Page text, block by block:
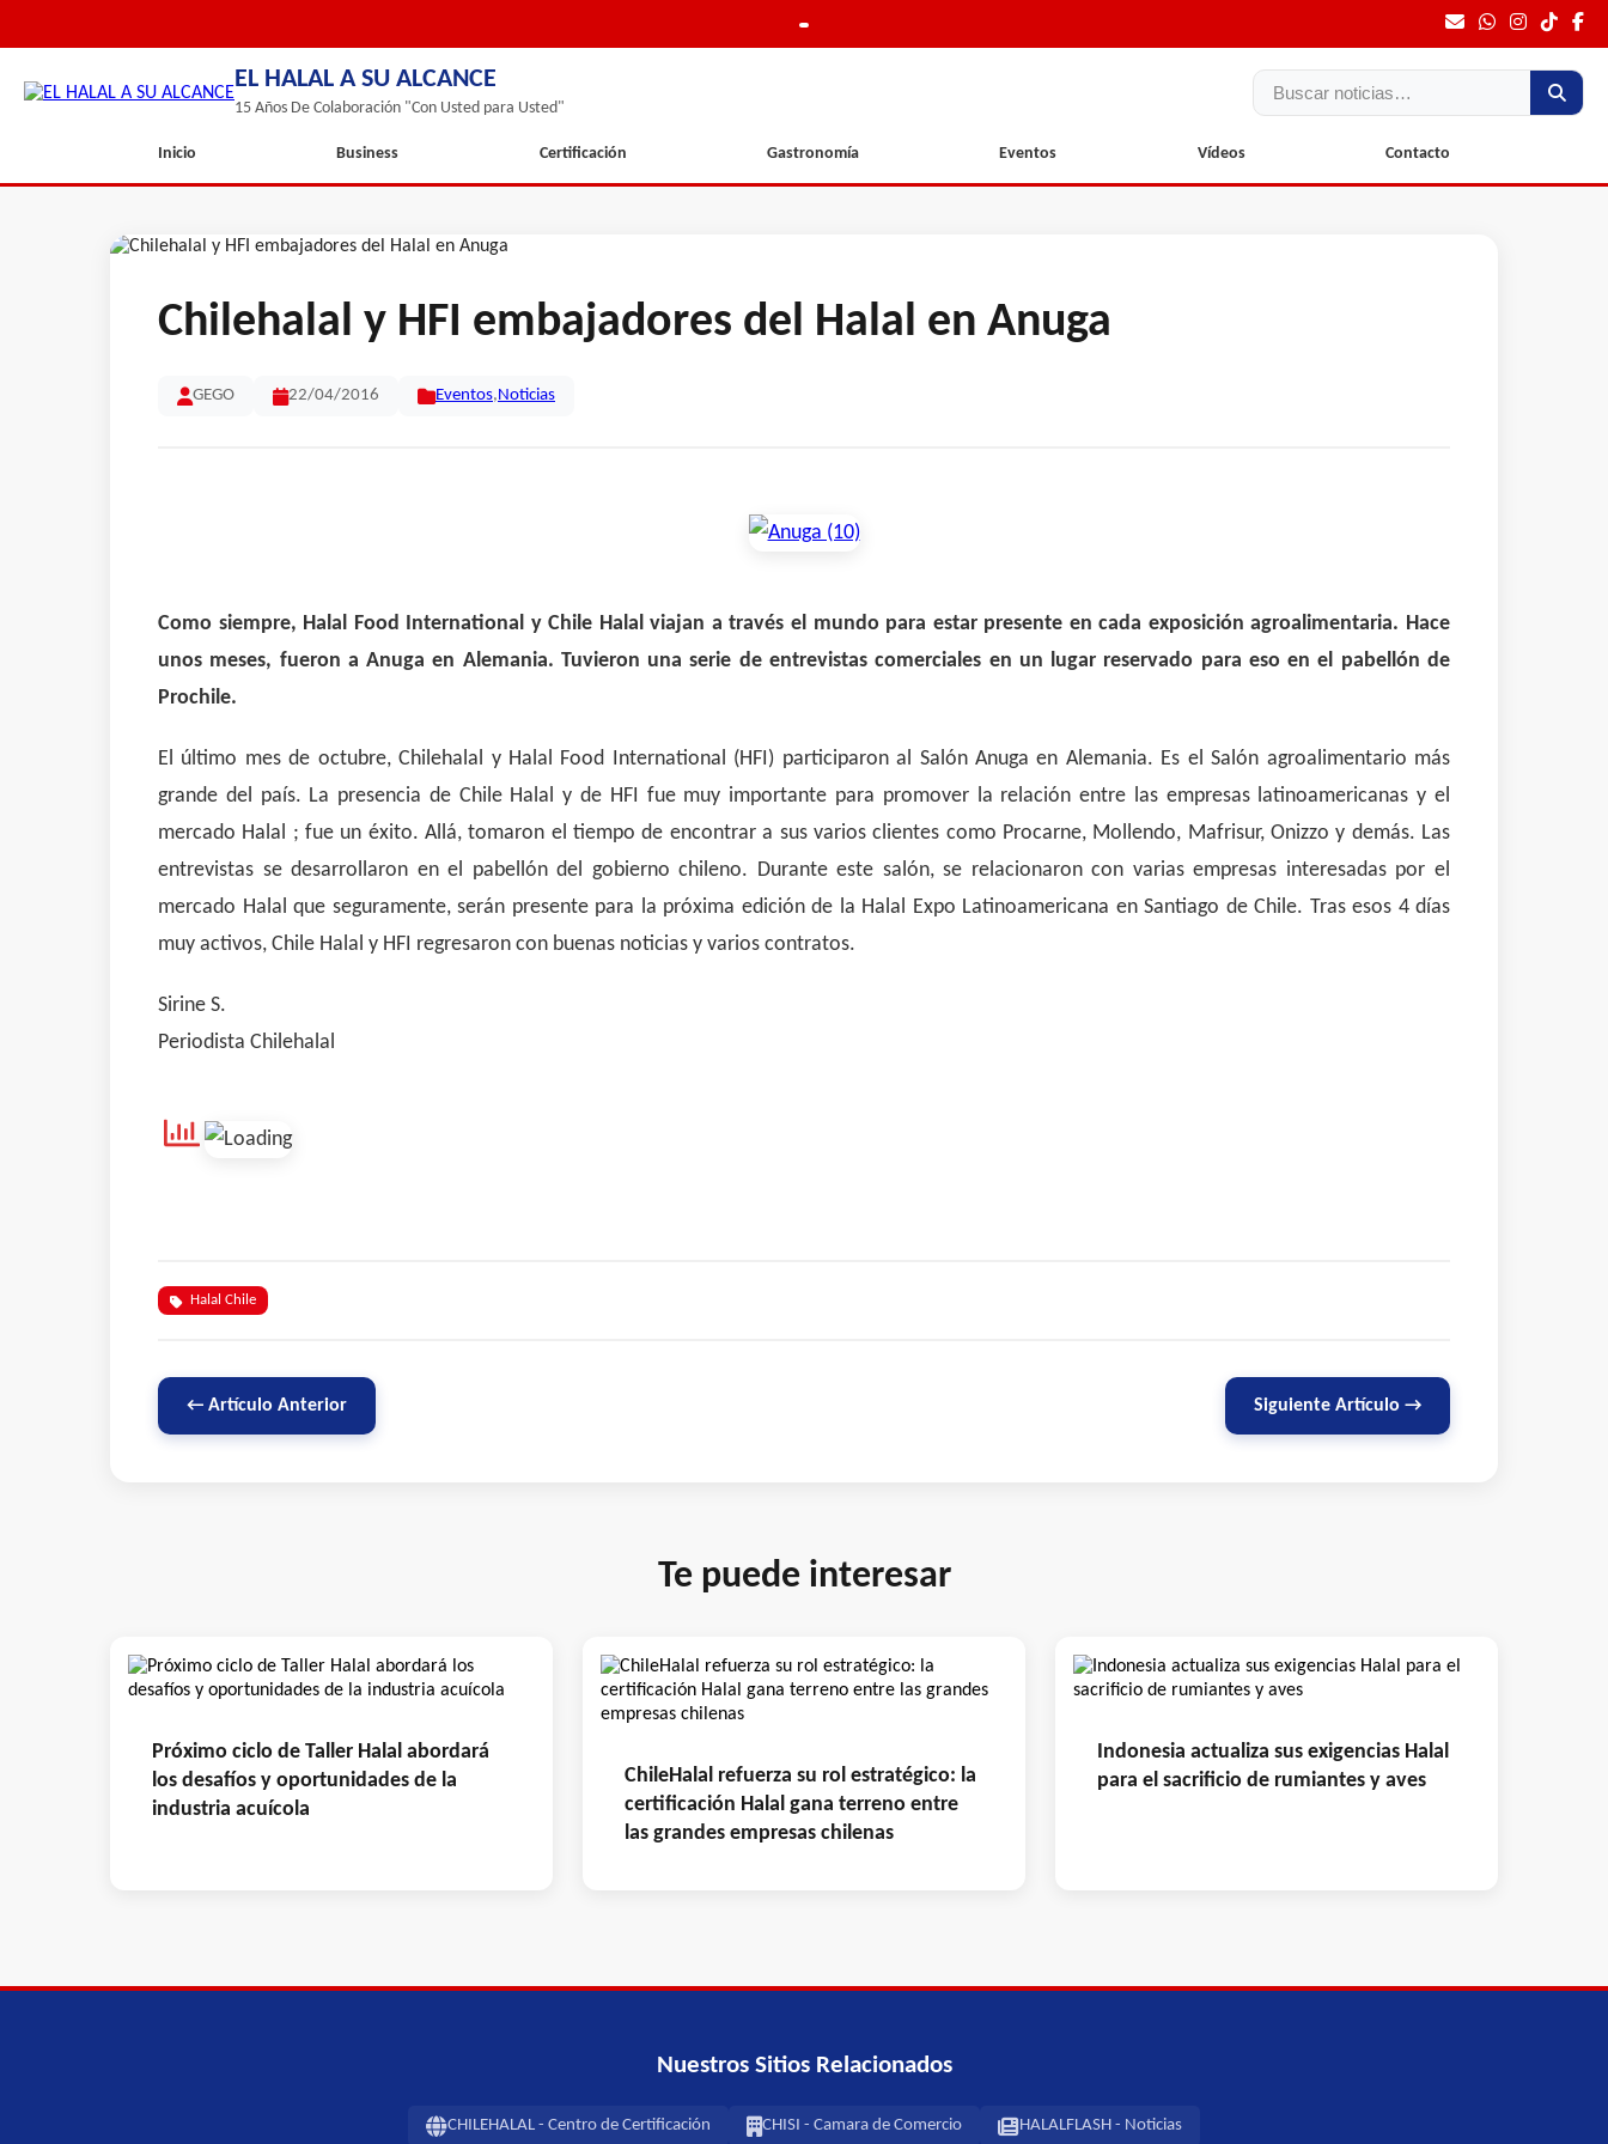
EL HALAL A SU ALCANCE
15 Años De Colaboración "Con Usted para Usted"
Buscar
Inicio Business Certificación Gastronomía Eventos Vídeos Contacto
Chilehalal y HFI embajadores del Halal en Anuga
GEGO 22/04/2016 Eventos,Noticias
Como siempre, Halal Food International y Chile Halal viajan a través el mundo para estar presente en cada exposición agroalimentaria. Hace
unos meses, fueron a Anuga en Alemania. Tuvieron una serie de entrevistas comerciales en un lugar reservado para eso en el pabellón de
Prochile.
El último mes de octubre, Chilehalal y Halal Food International (HFI) participaron al Salón Anuga en Alemania. Es el Salón agroalimentario más
grande del país. La presencia de Chile Halal y de HFI fue muy importante para promover la relación entre las empresas latinoamericanas y el
mercado Halal ; fue un éxito. Allá, tomaron el tiempo de encontrar a sus varios clientes como Procarne, Mollendo, Mafrisur, Onizzo y demás. Las
entrevistas se desarrollaron en el pabellón del gobierno chileno. Durante este salón, se relacionaron con varias empresas interesadas por el
mercado Halal que seguramente, serán presente para la próxima edición de la Halal Expo Latinoamericana en Santiago de Chile. Tras esos 4 días
muy activos, Chile Halal y HFI regresaron con buenas noticias y varios contratos.
Sirine S.
Periodista Chilehalal
Halal Chile
← Artículo Anterior Siguiente Artículo →
Te puede interesar
Próximo ciclo de Taller Halal abordará
los desafíos y oportunidades de la
industria acuícola
ChileHalal refuerza su rol estratégico: la
certificación Halal gana terreno entre
las grandes empresas chilenas
Indonesia actualiza sus exigencias Halal
para el sacrificio de rumiantes y aves
Nuestros Sitios Relacionados
CHILEHALAL - Centro de Certificación CHISI - Camara de Comercio HALALFLASH - Noticias